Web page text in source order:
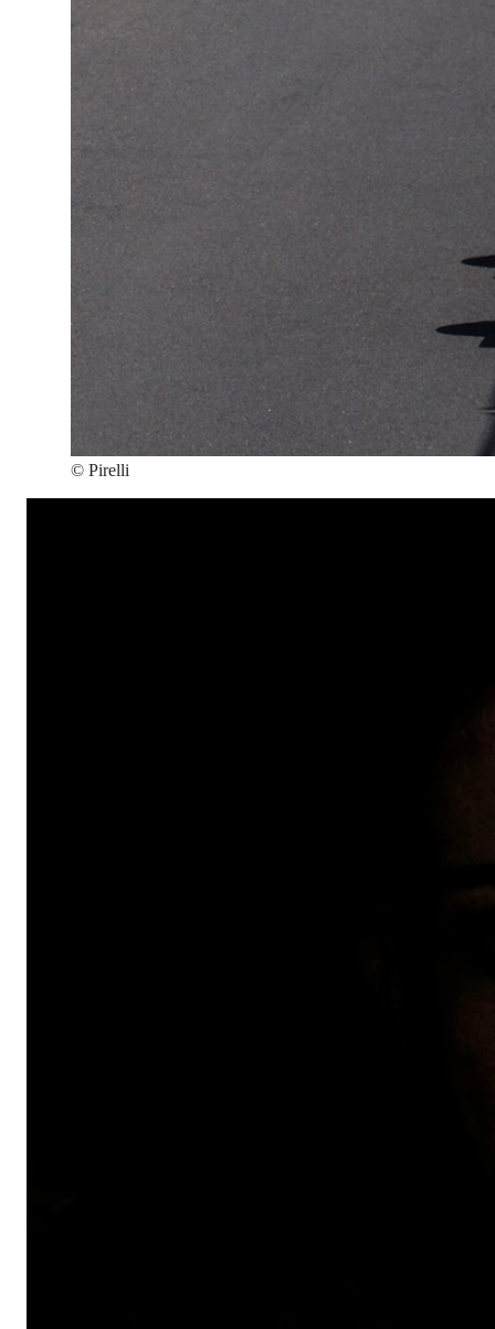
© Pirelli